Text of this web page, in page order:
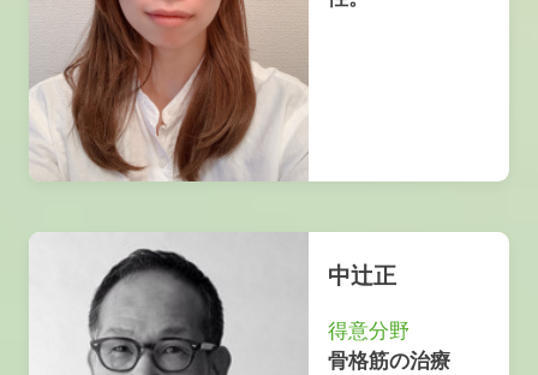
中辻正
得意分野
骨格筋の治療